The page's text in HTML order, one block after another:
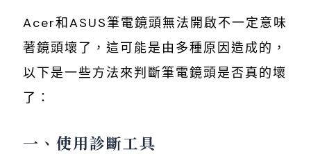
Acer和ASUS筆電鏡頭無法開啟不一定意味
著鏡頭壞了，這可能是由多種原因造成的，
以下是一些方法來判斷筆電鏡頭是否真的壞
了：
一、使用診斷工具